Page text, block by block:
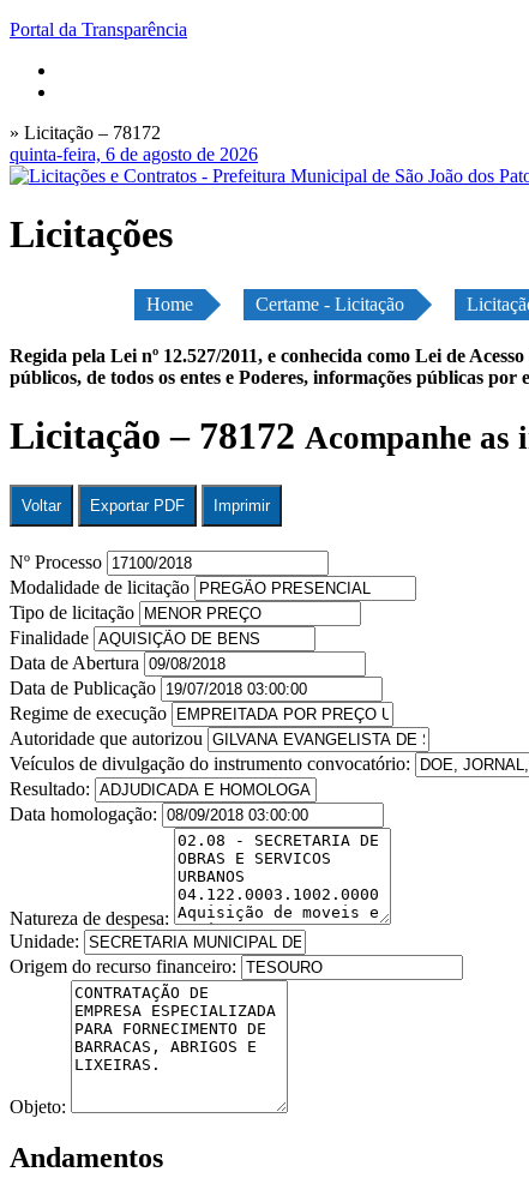
Portal da Transparência
» Licitação – 78172
quinta-feira, 6 de agosto de 2026
Licitações
Home Certame - Licitação
Regida pela Lei nº 12.527/2011, e conhecida como Lei de
públicos, de todos os entes e Poderes, informações públicas por
Licitação – 78172 Acompanhe as
Voltar Exportar PDF Imprimir
Nº Processo
Modalidade de licitação
Tipo de licitação
Finalidade
Data de Abertura
Data de Publicação
Regime de execução
Autoridade que autorizou
Veículos de divulgação do instrumento convocatório:
Resultado:
Data homologação:
Natureza de despesa:
Unidade:
Origem do recurso financeiro:
Objeto:
Andamentos